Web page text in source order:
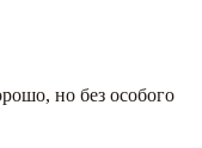
но без особого